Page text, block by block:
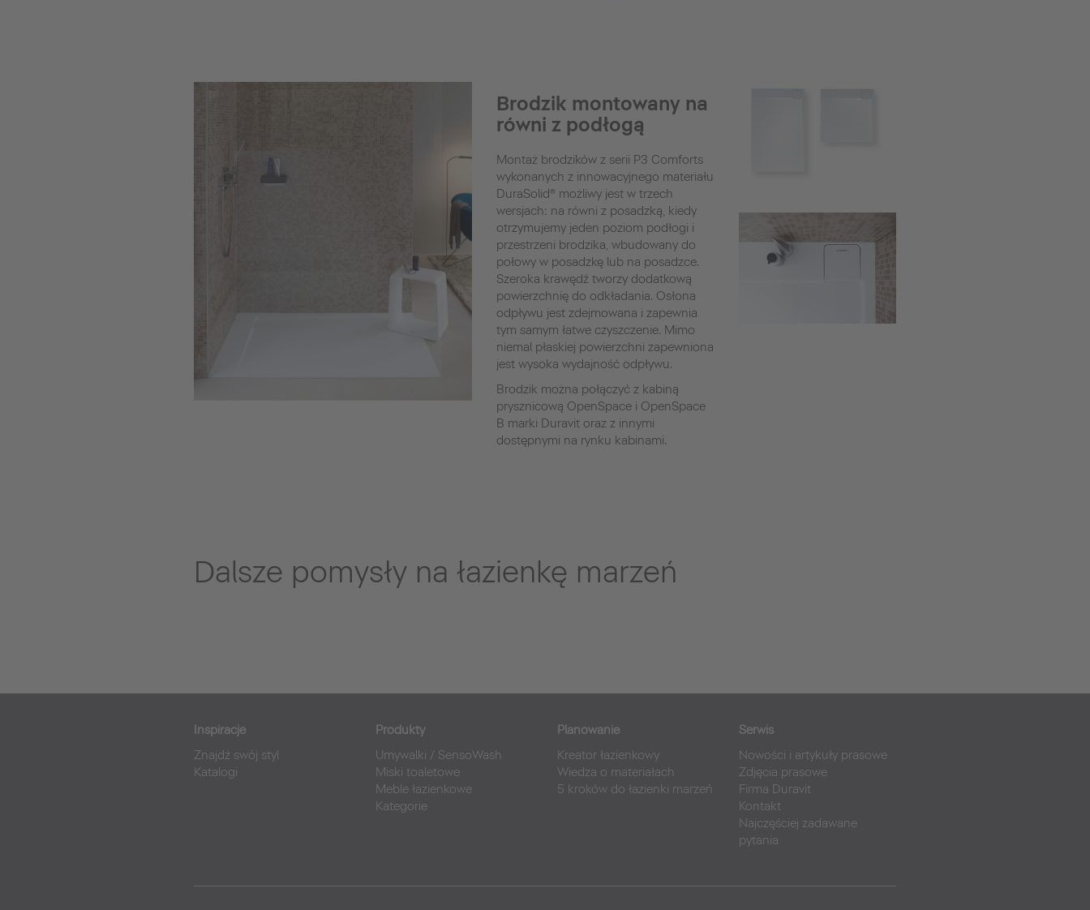
Brodzik montowany na
równi z podłogą
Montaż brodzików z serii P3 Comforts
wykonanych z innowacyjnego materiału
DuraSolid® możliwy jest w trzech
wersjach: na równi z posadzką, kiedy
otrzymujemy jeden poziom podłogi i
przestrzeni brodzika, wbudowany do
połowy w posadzkę lub na posadzce.
Szeroka krawędź tworzy dodatkową
powierzchnię do odkładania. Osłona
odpływu jest zdejmowana i zapewnia
tym samym łatwe czyszczenie. Mimo
niemal płaskiej powierzchni zapewniona
jest wysoka wydajność odpływu.
Brodzik można połączyć z kabiną
prysznicową OpenSpace i OpenSpace
B marki Duravit oraz z innymi
dostępnymi na rynku kabinami.
Dalsze pomysły na łazienkę marzeń
Inspiracje
Znajdź swój styl
Katalogi
Produkty
Umywalki / SensoWash
Miski toaletowe
Meble łazienkowe
Kategorie
Planowanie
Kreator łazienkowy
Wiedza o materiałach
5 kroków do łazienki marzeń
Serwis
Nowości i artykuły prasowe
Zdjęcia prasowe
Firma Duravit
Kontakt
Najczęściej zadawane
pytania